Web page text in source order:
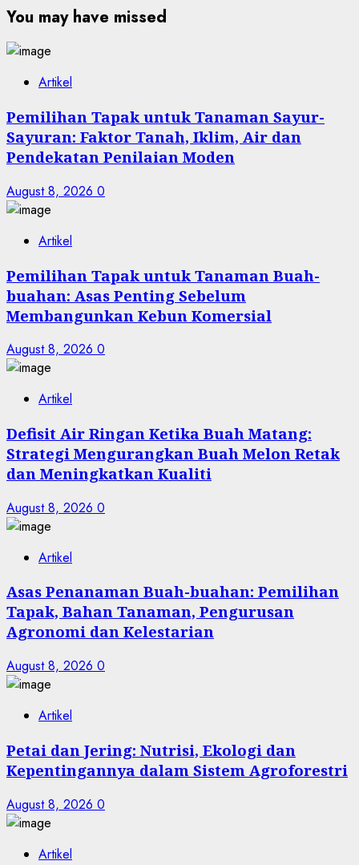
You may have missed
Artikel
Pemilihan Tapak untuk Tanaman Sayur-
Sayuran: Faktor Tanah, Iklim, Air dan
Pendekatan Penilaian Moden
August 8, 2026 0
Artikel
Pemilihan Tapak untuk Tanaman Buah-
buahan: Asas Penting Sebelum
Membangunkan Kebun Komersial
August 8, 2026 0
Artikel
Defisit Air Ringan Ketika Buah Matang:
Strategi Mengurangkan Buah Melon Retak
dan Meningkatkan Kualiti
August 8, 2026 0
Artikel
Asas Penanaman Buah-buahan: Pemilihan
Tapak, Bahan Tanaman, Pengurusan
Agronomi dan Kelestarian
August 8, 2026 0
Artikel
Petai dan Jering: Nutrisi, Ekologi dan
Kepentingannya dalam Sistem Agroforestri
August 8, 2026 0
Artikel